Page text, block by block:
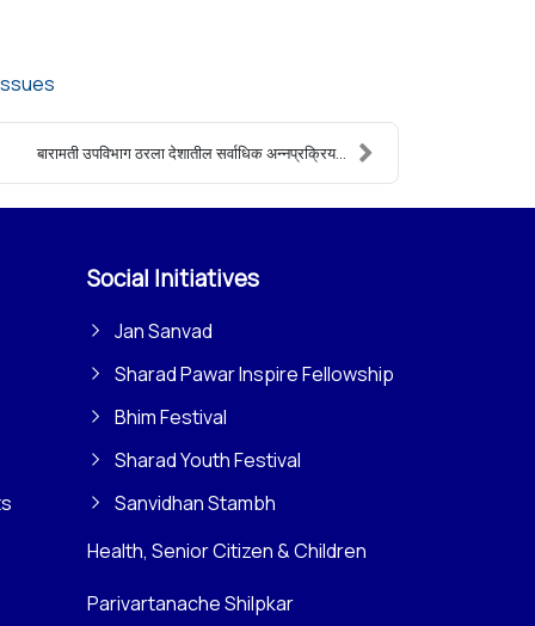
बारामती उपविभाग ठरला देशातील सर्वाधिक अन्नप्रक्रिय...
Social Initiatives
Jan Sanvad
Sharad Pawar Inspire Fellowship
Bhim Festival
Sharad Youth Festival
Sanvidhan Stambh
Health, Senior Citizen & Children
Parivartanache Shilpkar